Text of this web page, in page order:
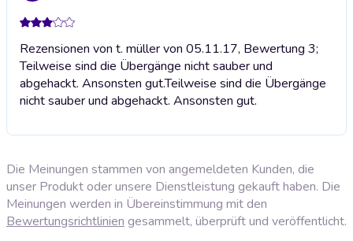
Rezensionen von t. müller von 05.11.17, Bewertung 3;
Teilweise sind die Übergänge nicht sauber und
abgehackt. Ansonsten gut.Teilweise sind die Übergänge
nicht sauber und abgehackt. Ansonsten gut.
Die Meinungen stammen von angemeldeten Kunden, die
unser Produkt oder unsere Dienstleistung gekauft haben. Die
Meinungen werden in Übereinstimmung mit den
Bewertungsrichtlinien gesammelt, überprüft und veröffentlicht.